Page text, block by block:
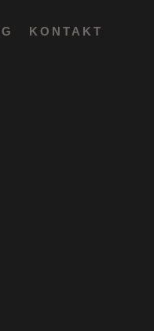
KONTAKT